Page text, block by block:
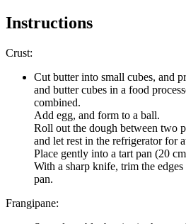
Instructions
Crust:
Cut butter into small cubes, and
and butter cubes in a food
combined.
Add egg, and form to a ball.
Roll out the dough between two
and let rest in the refrigerator for
Place gently into a tart pan (20
With a sharp knife, trim the
pan.
Frangipane: